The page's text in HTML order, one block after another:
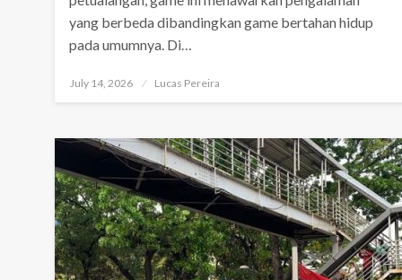
yang berbeda dibandingkan game bertahan hidup
pada umumnya. Di…
Posted
July 14, 2026 Lucas Pereira